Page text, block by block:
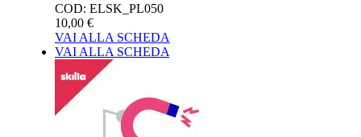
COD: ELSK_PL050
10,00 €
VAI ALLA SCHEDA
VAI ALLA SCHEDA